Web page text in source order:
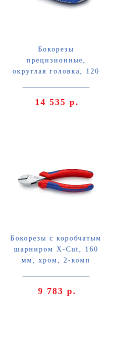
Бокорезы
прецизионные,
округлая головка, 120
14 535 р.
Бокорезы с коробчатым
шарниром X-Cut, 160
мм, хром, 2-комп
9 783 р.